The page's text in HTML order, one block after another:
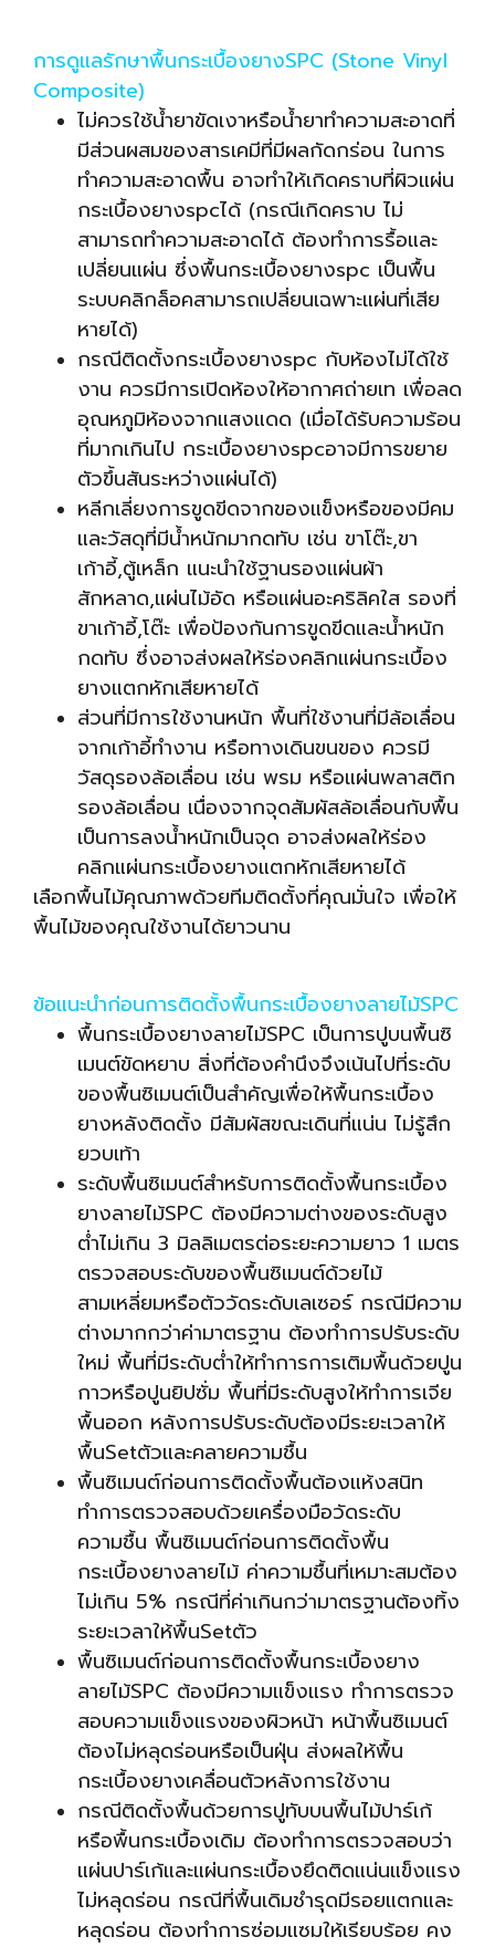
การดูแลรักษาพื้นกระเบื้องยางSPC (Stone Vinyl
Composite)
ไม่ควรใช้น้ำยาขัดเงาหรือน้ำยาทำความสะอาดที่
มีส่วนผสมของสารเคมีที่มีผลกัดกร่อน ในการ
ทำความสะอาดพื้น อาจทำให้เกิดคราบที่ผิวแผ่น
กระเบื้องยางspcได้ (กรณีเกิดคราบ ไม่
สามารถทำความสะอาดได้ ต้องทำการรื้อและ
เปลี่ยนแผ่น ซึ่งพื้นกระเบื้องยางspc เป็นพื้น
ระบบคลิกล็อคสามารถเปลี่ยนเฉพาะแผ่นที่เสีย
หายได้)
กรณีติดตั้งกระเบื้องยางspc กับห้องไม่ได้ใช้
งาน ควรมีการเปิดห้องให้อากาศถ่ายเท เพื่อลด
อุณหภูมิห้องจากแสงแดด (เมื่อได้รับความร้อน
ที่มากเกินไป กระเบื้องยางspcอาจมีการขยาย
ตัวขึ้นสันระหว่างแผ่นได้)
หลีกเลี่ยงการขูดขีดจากของแข็งหรือของมีคม
และวัสดุที่มีน้ำหนักมากดทับ เช่น ขาโต๊ะ,ขา
เก้าอี้,ตู้เหล็ก แนะนำใช้ฐานรองแผ่นผ้า
สักหลาด,แผ่นไม้อัด หรือแผ่นอะคริลิคใส รองที่
ขาเก้าอี้,โต๊ะ เพื่อป้องกันการขูดขีดและน้ำหนัก
กดทับ ซึ่งอาจส่งผลให้ร่องคลิกแผ่นกระเบื้อง
ยางแตกหักเสียหายได้
ส่วนที่มีการใช้งานหนัก พื้นที่ใช้งานที่มีล้อเลื่อน
จากเก้าอี้ทำงาน หรือทางเดินขนของ ควรมี
วัสดุรองล้อเลื่อน เช่น พรม หรือแผ่นพลาสติก
รองล้อเลื่อน เนื่องจากจุดสัมผัสล้อเลื่อนกับพื้น
เป็นการลงน้ำหนักเป็นจุด อาจส่งผลให้ร่อง
คลิกแผ่นกระเบื้องยางแตกหักเสียหายได้
เลือกพื้นไม้คุณภาพด้วยทีมติดตั้งที่คุณมั่นใจ เพื่อให้
พื้นไม้ของคุณใช้งานได้ยาวนาน
ข้อแนะนำก่อนการติดตั้งพื้นกระเบื้องยางลายไม้SPC
พื้นกระเบื้องยางลายไม้SPC เป็นการปูบนพื้นซิ
เมนต์ขัดหยาบ สิ่งที่ต้องคำนึงจึงเน้นไปที่ระดับ
ของพื้นซิเมนต์เป็นสำคัญเพื่อให้พื้นกระเบื้อง
ยางหลังติดตั้ง มีสัมผัสขณะเดินที่แน่น ไม่รู้สึก
ยวบเท้า
ระดับพื้นซิเมนต์สำหรับการติดตั้งพื้นกระเบื้อง
ยางลายไม้SPC ต้องมีความต่างของระดับสูง
ต่ำไม่เกิน 3 มิลลิเมตรต่อระยะความยาว 1 เมตร
ตรวจสอบระดับของพื้นซิเมนต์ด้วยไม้
สามเหลี่ยมหรือตัววัดระดับเลเซอร์ กรณีมีความ
ต่างมากกว่าค่ามาตรฐาน ต้องทำการปรับระดับ
ใหม่ พื้นที่มีระดับต่ำให้ทำการการเติมพื้นด้วยปูน
กาวหรือปูนยิปซั่ม พื้นที่มีระดับสูงให้ทำการเจีย
พื้นออก หลังการปรับระดับต้องมีระยะเวลาให้
พื้นSetตัวและคลายความชื้น
พื้นซิเมนต์ก่อนการติดตั้งพื้นต้องแห้งสนิท
ทำการตรวจสอบด้วยเครื่องมือวัดระดับ
ความชื้น พื้นซิเมนต์ก่อนการติดตั้งพื้น
กระเบื้องยางลายไม้ ค่าความชื้นที่เหมาะสมต้อง
ไม่เกิน 5% กรณีที่ค่าเกินกว่ามาตรฐานต้องทิ้ง
ระยะเวลาให้พื้นSetตัว
พื้นซิเมนต์ก่อนการติดตั้งพื้นกระเบื้องยาง
ลายไม้SPC ต้องมีความแข็งแรง ทำการตรวจ
สอบความแข็งแรงของผิวหน้า หน้าพื้นซิเมนต์
ต้องไม่หลุดร่อนหรือเป็นฝุ่น ส่งผลให้พื้น
กระเบื้องยางเคลื่อนตัวหลังการใช้งาน
กรณีติดตั้งพื้นด้วยการปูทับบนพื้นไม้ปาร์เก้
หรือพื้นกระเบื้องเดิม ต้องทำการตรวจสอบว่า
แผ่นปาร์เก้และแผ่นกระเบื้องยึดติดแน่นแข็งแรง
ไม่หลุดร่อน กรณีที่พื้นเดิมชำรุดมีรอยแตกและ
หลุดร่อน ต้องทำการซ่อมแซมให้เรียบร้อย คง